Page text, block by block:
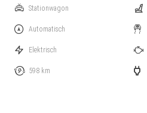
Stationwagon
Automatisch
Elektrisch
598 km